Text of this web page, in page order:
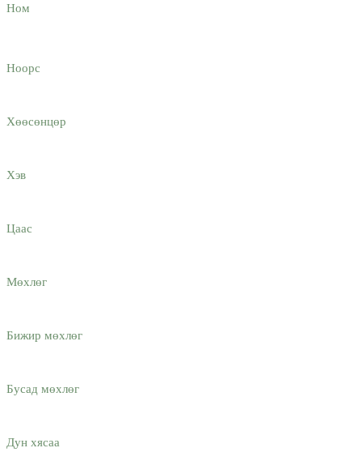
Ном
Ноорс
Хөөсөнцөр
Хэв
Цаас
Мөхлөг
Бижир мөхлөг
Бусад мөхлөг
Дун хясаа